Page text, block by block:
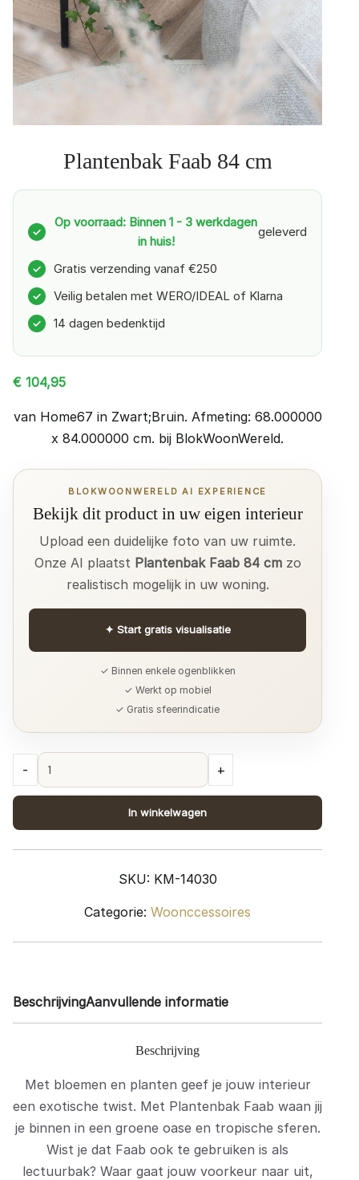
Plantenbak Faab 84 cm
✓
Op voorraad: Binnen 1 - 3 werkdagen
in huis!
geleverd
✓ Gratis verzending vanaf €250
✓ Veilig betalen met WERO/IDEAL of Klarna
✓ 14 dagen bedenktijd
€ 104,95
van Home67 in Zwart;Bruin. Afmeting: 68.000000
x 84.000000 cm. bij BlokWoonWereld.
BLOKWOONWERELD AI EXPERIENCE
Bekijk dit product in uw eigen interieur
Upload een duidelijke foto van uw ruimte.
Onze AI plaatst Plantenbak Faab 84 cmzo
realistisch mogelijk in uw woning.
✦ Start gratis visualisatie
✓ Binnen enkele ogenblikken
✓ Werkt op mobiel
✓ Gratis sfeerindicatie
84
cm
- +
In winkelwagen
SKU: KM-14030
Categorie: Woonccessoires
BeschrijvingAanvullende informatie
Beschrijving
Met bloemen en planten geef je jouw interieur
een exotische twist. Met Plantenbak Faab waan jij
je binnen in een groene oase en tropische sferen.
Wist je dat Faab ook te gebruiken is als
lectuurbak? Waar gaat jouw voorkeur naar uit,